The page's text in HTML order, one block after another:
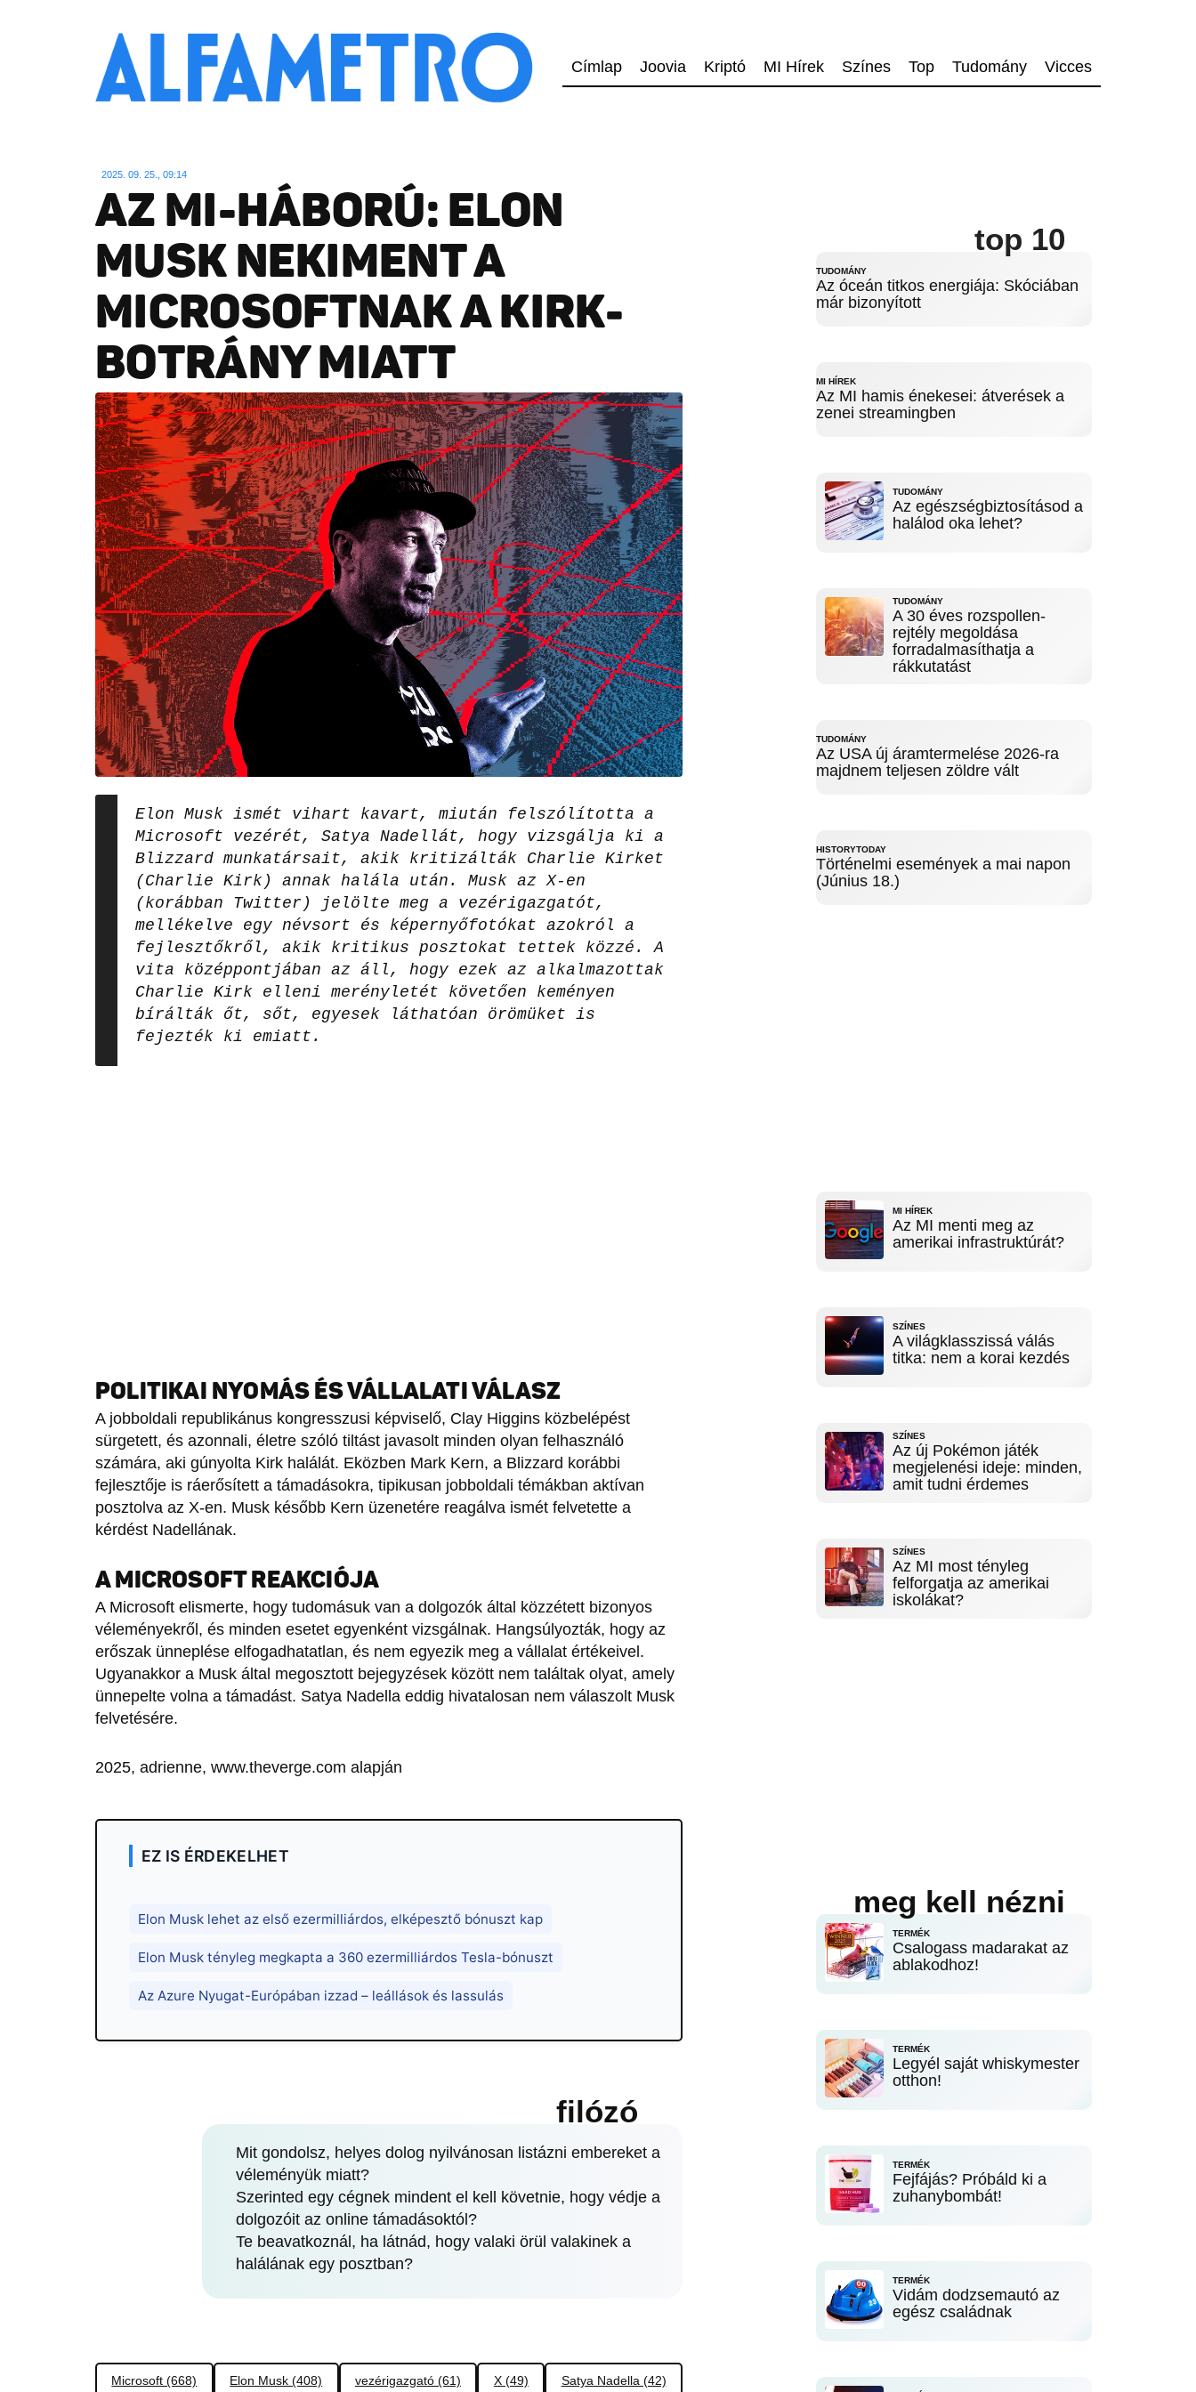
Címlap Joovia Kriptó MI Hírek Színes Top Tudomány Vicces
2025. 09. 25., 09:14
AZ MI-HÁBORÚ: ELON
MUSK NEKIMENT A
MICROSOFTNAK A KIRK-
BOTRÁNY MIATT
Elon Musk ismét vihart kavart, miután felszólította a
Microsoft vezérét, Satya Nadellát, hogy vizsgálja ki a
Blizzard munkatársait, akik kritizálták Charlie Kirket
(Charlie Kirk) annak halála után. Musk az X-en
(korábban Twitter) jelölte meg a vezérigazgatót,
mellékelve egy névsort és képernyőfotókat azokról a
fejlesztőkről, akik kritikus posztokat tettek közzé. A
vita középpontjában az áll, hogy ezek az alkalmazottak
Charlie Kirk elleni merényletét követően keményen
bírálták őt, sőt, egyesek láthatóan örömüket is
fejezték ki emiatt.
POLITIKAI NYOMÁS ÉS VÁLLALATI VÁLASZ
A jobboldali republikánus kongresszusi képviselő, Clay Higgins közbelépést
sürgetett, és azonnali, életre szóló tiltást javasolt minden olyan felhasználó
számára, aki gúnyolta Kirk halálát. Eközben Mark Kern, a Blizzard korábbi
fejlesztője is ráerősített a támadásokra, tipikusan jobboldali témákban aktívan
posztolva az X-en. Musk később Kern üzenetére reagálva ismét felvetette a
kérdést Nadellának.
A MICROSOFT REAKCIÓJA
A Microsoft elismerte, hogy tudomásuk van a dolgozók által közzétett bizonyos
véleményekről, és minden esetet egyenként vizsgálnak. Hangsúlyozták, hogy az
erőszak ünneplése elfogadhatatlan, és nem egyezik meg a vállalat értékeivel.
Ugyanakkor a Musk által megosztott bejegyzések között nem találtak olyat, amely
ünnepelte volna a támadást. Satya Nadella eddig hivatalosan nem válaszolt Musk
felvetésére.
2025, adrienne, www.theverge.com alapján
EZ IS ÉRDEKELHET
Elon Musk lehet az első ezermilliárdos, elképesztő bónuszt kap
Elon Musk tényleg megkapta a 360 ezermilliárdos Tesla-bónuszt
Az Azure Nyugat-Európában izzad – leállások és lassulás
filózó
Mit gondolsz, helyes dolog nyilvánosan listázni embereket a
véleményük miatt?
Szerinted egy cégnek mindent el kell követnie, hogy védje a
dolgozóit az online támadásoktól?
Te beavatkoznál, ha látnád, hogy valaki örül valakinek a
halálának egy posztban?
Microsoft (668) Elon Musk (408) vezérigazgató (61) X (49) Satya Nadella (42)
top 10
TUDOMÁNY
Az óceán titkos energiája: Skóciában
már bizonyított
MI HÍREK
Az MI hamis énekesei: átverések a
zenei streamingben
TUDOMÁNY
Az egészségbiztosításod a
halálod oka lehet?
TUDOMÁNY
A 30 éves rozspollen-
rejtély megoldása
forradalmasíthatja a
rákkutatást
TUDOMÁNY
Az USA új áramtermelése 2026-ra
majdnem teljesen zöldre vált
HISTORYTODAY
Történelmi események a mai napon
(Június 18.)
MI HÍREK
Az MI menti meg az
amerikai infrastruktúrát?
SZÍNES
A világklasszissá válás
titka: nem a korai kezdés
SZÍNES
Az új Pokémon játék
megjelenési ideje: minden,
amit tudni érdemes
SZÍNES
Az MI most tényleg
felforgatja az amerikai
iskolákat?
meg kell nézni
TERMÉK
Csalogass madarakat az
ablakodhoz!
TERMÉK
Legyél saját whiskymester
otthon!
TERMÉK
Fejfájás? Próbáld ki a
zuhanybombát!
TERMÉK
Vidám dodzsemautó az
egész családnak